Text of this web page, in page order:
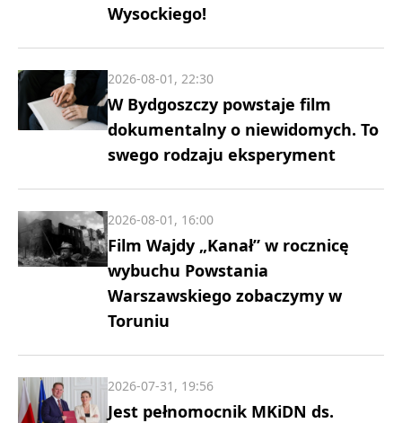
Wysockiego!
W Bydgoszczy powstaje film
dokumentalny o niewidomych. To
swego rodzaju eksperyment
2026-08-01, 22:30
Film Wajdy „Kanał” w rocznicę
wybuchu Powstania
Warszawskiego zobaczymy w
Toruniu
2026-08-01, 16:00
Jest pełnomocnik MKiDN ds.
2026-07-31, 19:56